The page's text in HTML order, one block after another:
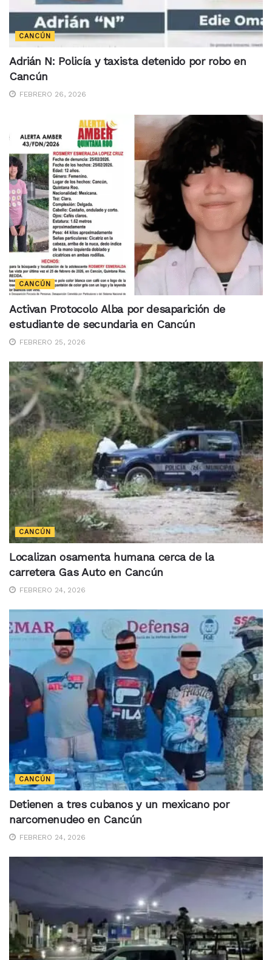
CANCÚN
Adrián N: Policía y taxista detenido por robo en
Cancún
FEBRERO 26, 2026
CANCÚN
Activan Protocolo Alba por desaparición de
estudiante de secundaria en Cancún
FEBRERO 25, 2026
CANCÚN
Localizan osamenta humana cerca de la
carretera Gas Auto en Cancún
FEBRERO 24, 2026
CANCÚN
Detienen a tres cubanos y un mexicano por
narcomenudeo en Cancún
FEBRERO 24, 2026